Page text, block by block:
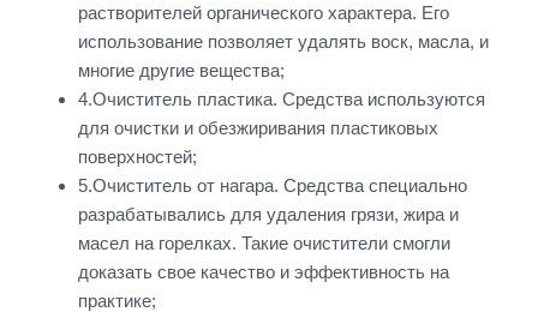
растворителей органического характера. Его
использование позволяет удалять воск, масла, и
многие другие вещества;
4.Очиститель пластика. Средства используются
для очистки и обезжиривания пластиковых
поверхностей;
5.Очиститель от нагара. Средства специально
разрабатывались для удаления грязи, жира и
масел на горелках. Такие очистители смогли
доказать свое качество и эффективность на
практике;